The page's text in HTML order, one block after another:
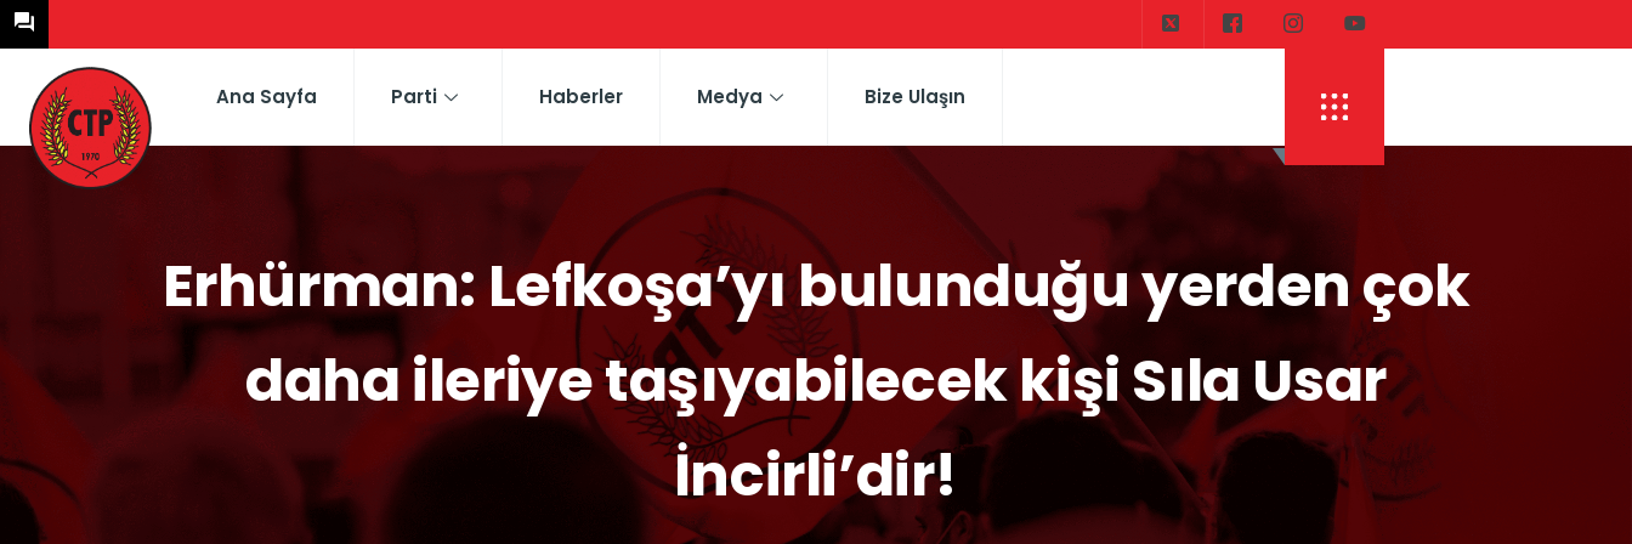
Ana Sayfa Parti Haberler Medya Bize Ulaşın
Erhürman: Lefkoşa’yı bulunduğu yerden çok
daha ileriye taşıyabilecek kişi Sıla Usar
İncirli’dir!